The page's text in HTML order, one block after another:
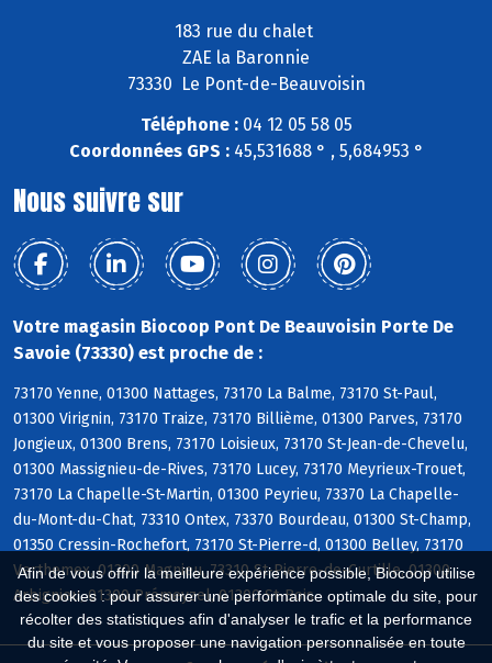
Afin de vous offrir la meilleure expérience possible, Biocoop utilise
des cookies : pour assurer une performance optimale du site, pour
récolter des statistiques afin d'analyser le trafic et la performance
du site et vous proposer une navigation personnalisée en toute
183 rue du chalet
ZAE la Baronnie
73330 Le Pont-de-Beauvoisin
Téléphone :04 12 05 58 05
Coordonnées GPS :45,531688 ° , 5,684953 °
Nous suivre sur
Votre magasin Biocoop Pont De Beauvoisin Porte De
Savoie (73330) est proche de :
73170 Yenne, 01300 Nattages, 73170 La Balme, 73170 St-Paul,
01300 Virignin, 73170 Traize, 73170 Billième, 01300 Parves, 73170
Jongieux, 01300 Brens, 73170 Loisieux, 73170 St-Jean-de-Chevelu,
01300 Massignieu-de-Rives, 73170 Lucey, 73170 Meyrieux-Trouet,
73170 La Chapelle-St-Martin, 01300 Peyrieu, 73370 La Chapelle-
du-Mont-du-Chat, 73310 Ontex, 73370 Bourdeau, 01300 St-Champ,
01350 Cressin-Rochefort, 73170 St-Pierre-d, 01300 Belley, 73170
Verthemex, 01300 Magnieu, 73310 St-Pierre-de-Curtille, 01300
Arbignieu, 01300 Prémeyzel, 01300 St-Bois